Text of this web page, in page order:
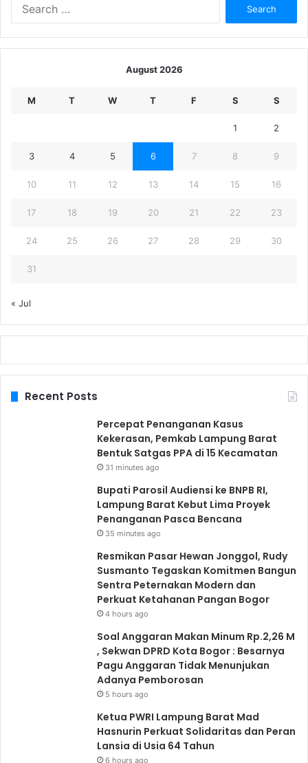
August 2026
M T W T F S S
1 2
3 4 5 6 7 8 9
10 11 12 13 14 15 16
17 18 19 20 21 22 23
24 25 26 27 28 29 30
31
« Jul
Recent Posts
Percepat Penanganan Kasus
Kekerasan, Pemkab Lampung Barat
Bentuk Satgas PPA di 15 Kecamatan
31 minutes ago
Bupati Parosil Audiensi ke BNPB RI,
Lampung Barat Kebut Lima Proyek
Penanganan Pasca Bencana
35 minutes ago
Resmikan Pasar Hewan Jonggol, Rudy
Susmanto Tegaskan Komitmen Bangun
Sentra Peternakan Modern dan
Perkuat Ketahanan Pangan Bogor
4 hours ago
Soal Anggaran Makan Minum Rp.2,26 M
, Sekwan DPRD Kota Bogor : Besarnya
Pagu Anggaran Tidak Menunjukan
Adanya Pemborosan
5 hours ago
Ketua PWRI Lampung Barat Mad
Hasnurin Perkuat Solidaritas dan Peran
Lansia di Usia 64 Tahun
6 hours ago